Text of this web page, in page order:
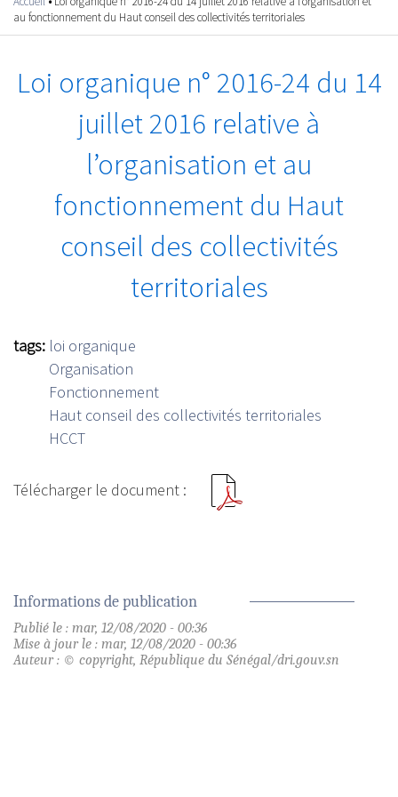
Vous êtes ici
au fonctionnement du Haut conseil des collectivités territoriales
Loi organique n° 2016-24 du 14
juillet 2016 relative à
l’organisation et au
fonctionnement du Haut
conseil des collectivités
territoriales
tags: loi organique
Organisation
Fonctionnement
Haut conseil des collectivités territoriales
HCCT
Informations de publication
Publié le : mar, 12/08/2020 - 00:36
Mise à jour le : mar, 12/08/2020 - 00:36
Auteur : © copyright, République du Sénégal/dri.gouv.sn